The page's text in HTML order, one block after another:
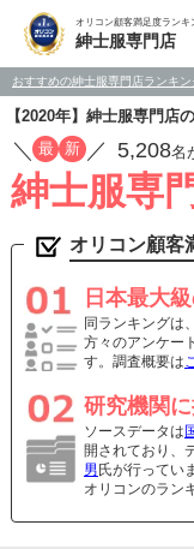
オリコン顧客満足度ランキ
紳士服専門店
おすすめの紳士服専門店ランキン
【2020年】紳士服専門店
／ 最 新 ／ 5,208名
紳士服専
オリコン顧客
日本最大
同ランキングは
方々のアンケー
す。調査概要は
研究機関
ソースデータは
開されており、
男 氏が行ってい
オリコンのラン